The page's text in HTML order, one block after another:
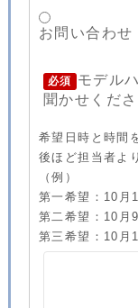
お問い合わせ
必須
モデル
聞かせくだ
希望日時と時間
後ほど担当者よ
（例）
第一希望：10月
第二希望：10月
第三希望：10月